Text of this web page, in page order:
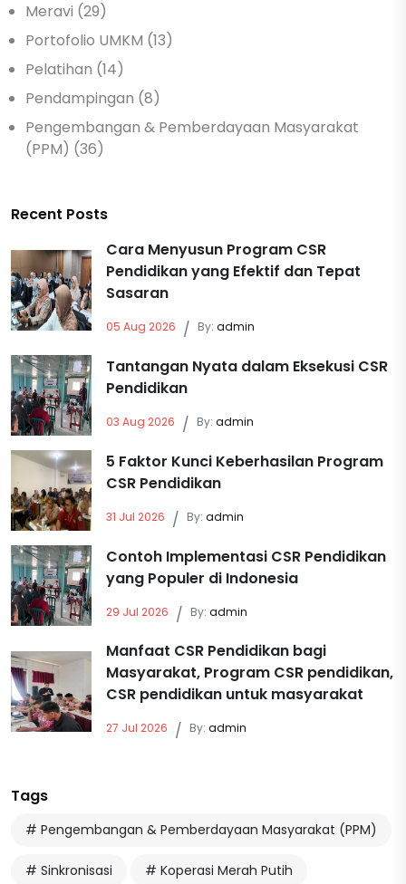
Meravi (29)
Portofolio UMKM (13)
Pelatihan (14)
Pendampingan (8)
Pengembangan & Pemberdayaan Masyarakat
(PPM) (36)
Recent Posts
Cara Menyusun Program CSR
Pendidikan yang Efektif dan Tepat
Sasaran
05 Aug 2026 / By: admin
Tantangan Nyata dalam Eksekusi CSR
Pendidikan
03 Aug 2026 / By: admin
5 Faktor Kunci Keberhasilan Program
CSR Pendidikan
31 Jul 2026 / By: admin
Contoh Implementasi CSR Pendidikan
yang Populer di Indonesia
29 Jul 2026 / By: admin
Manfaat CSR Pendidikan bagi
Masyarakat, Program CSR pendidikan,
CSR pendidikan untuk masyarakat
27 Jul 2026 / By: admin
Tags
# Pengembangan & Pemberdayaan Masyarakat (PPM)
# Sinkronisasi # Koperasi Merah Putih